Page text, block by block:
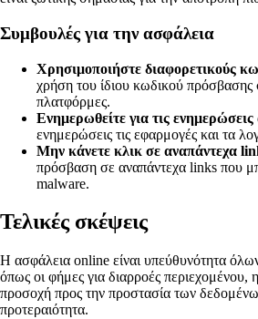
Συμβουλές για την ασφάλεια
Χρησιμοποιήστε διαφορετικούς
χρήση του ίδιου κωδικού πρόσβασης
πλατφόρμες.
Ενημερωθείτε για τις
ενημερώσεις τις εφαρμογές και τα
Μην κάνετε κλικ σε αναπάντεχα
πρόσβαση σε αναπάντεχα links που
malware.
Τελικές σκέψεις
Η ασφάλεια online είναι υπεύθυνότητα
όπως οι φήμες για διαρροές περιεχομένου,
προσοχή προς την προστασία των
προτεραιότητα.